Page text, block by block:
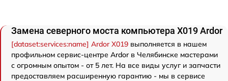
Замена северного моста компьютера X019 Ardor
[dataset:services:name] Ardor X019 выполняется в нашем
профильном сервис-центре Ardor в Челябинске мастерами
с огромным опытом - от 5 лет. На все виды услуг и запчасти
предоставляем расширенную гарантию - мы в сервисе